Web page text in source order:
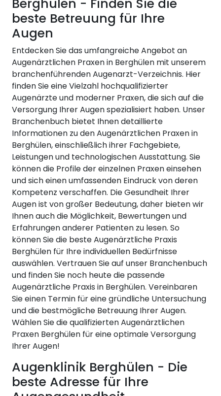
Berghülen - Finden Sie die
beste Betreuung für Ihre
Augen
Entdecken Sie das umfangreiche Angebot an
Augenärztlichen Praxen in Berghülen mit unserem
branchenführenden Augenarzt-Verzeichnis. Hier
finden Sie eine Vielzahl hochqualifizierter
Augenärzte und moderner Praxen, die sich auf die
Versorgung Ihrer Augen spezialisiert haben. Unser
Branchenbuch bietet Ihnen detaillierte
Informationen zu den Augenärztlichen Praxen in
Berghülen, einschließlich ihrer Fachgebiete,
Leistungen und technologischen Ausstattung. Sie
können die Profile der einzelnen Praxen einsehen
und sich einen umfassenden Eindruck von deren
Kompetenz verschaffen. Die Gesundheit Ihrer
Augen ist von großer Bedeutung, daher bieten wir
Ihnen auch die Möglichkeit, Bewertungen und
Erfahrungen anderer Patienten zu lesen. So
können Sie die beste Augenärztliche Praxis
Berghülen für Ihre individuellen Bedürfnisse
auswählen. Vertrauen Sie auf unser Branchenbuch
und finden Sie noch heute die passende
Augenärztliche Praxis in Berghülen. Vereinbaren
Sie einen Termin für eine gründliche Untersuchung
und die bestmögliche Betreuung Ihrer Augen.
Wählen Sie die qualifizierten Augenärztlichen
Praxen Berghülen für eine optimale Versorgung
Ihrer Augen!
Augenklinik Berghülen - Die
beste Adresse für Ihre